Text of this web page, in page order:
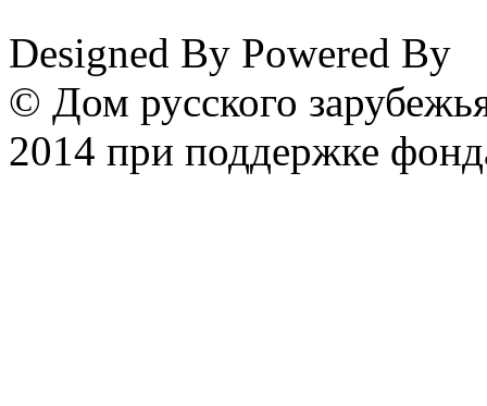
Designed By Powered By
© Дом русского
2014 при поддержке